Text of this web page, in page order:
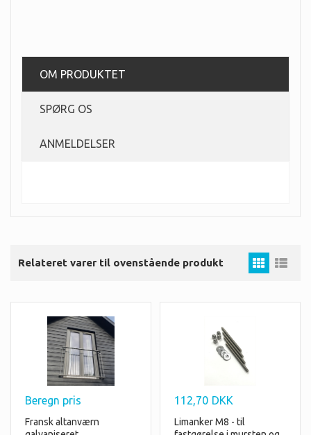
OM PRODUKTET
SPØRG OS
ANMELDELSER
Relateret varer til ovenstående produkt
Beregn pris
Fransk altanværn
112,70 DKK
Limanker M8 - til